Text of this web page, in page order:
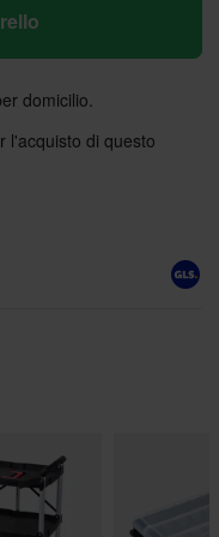
domicilio.
l'acquisto di questo